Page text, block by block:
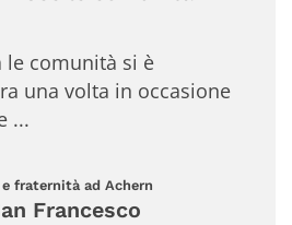
le comunità si è
una volta in occasione
...
fraternità ad Achern
Francesco